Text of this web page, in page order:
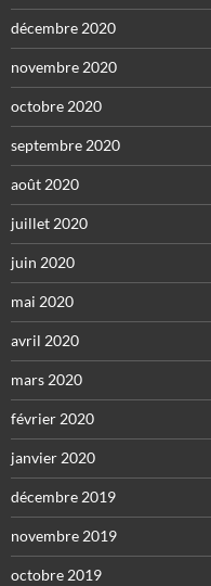
décembre 2020
novembre 2020
octobre 2020
septembre 2020
août 2020
juillet 2020
juin 2020
mai 2020
avril 2020
mars 2020
février 2020
janvier 2020
décembre 2019
novembre 2019
octobre 2019